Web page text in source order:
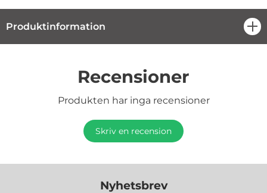
Produktinformation
Recensioner
Produkten har inga recensioner
Skriv en recension
Nyhetsbrev